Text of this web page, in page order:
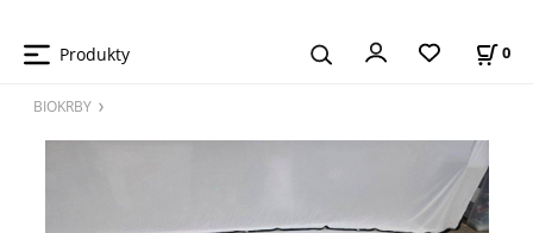
Produkty 0
BIOKRBY